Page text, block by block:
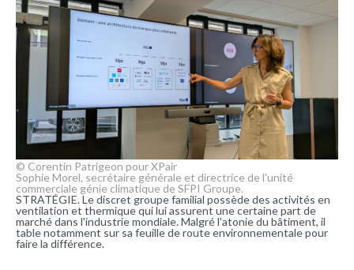
© Corentin Patrigeon pour XPair
Sophie Morel, secrétaire générale et directrice de l'unité
commerciale génie climatique de SFPI Groupe.
STRATÉGIE. Le discret groupe familial possède des activités en
ventilation et thermique qui lui assurent une certaine part de
marché dans l'industrie mondiale. Malgré l'atonie du bâtiment, il
table notamment sur sa feuille de route environnementale pour
faire la différence.